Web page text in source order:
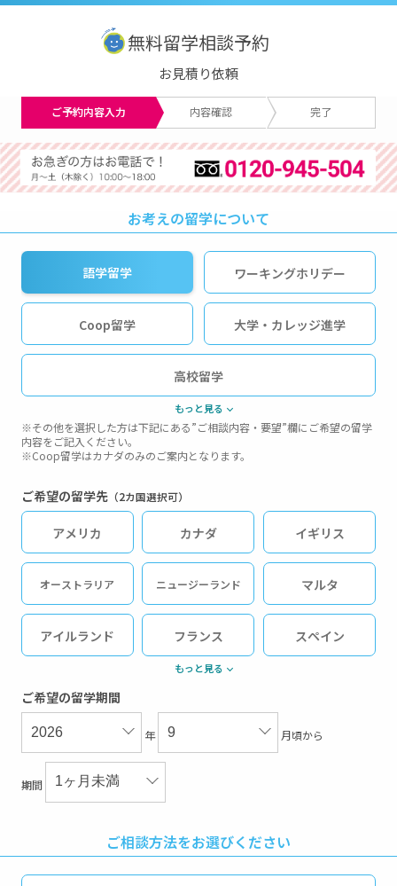
無料留学相談予約
お見積り依頼
ご予約内容入力 内容確認 完了
お考えの留学について
語学留学 ワーキングホリデー
Coop留学 大学・カレッジ進学
高校留学
中高生ジュニア留学（短期）
もっと見る
※その他を選択した方は下記にある”ご相談内容・要望”欄にご希望の留学
内容をご記入ください。
※Coop留学はカナダのみのご案内となります。
ご希望の留学先（2カ国選択可）
アメリカ カナダ イギリス
オーストラリア ニュージーランド マルタ
アイルランド フランス スペイン
フィリピン マレーシア シンガポール
英語圏
もっと見る
ご希望の留学期間
年 月頃から
期間
ご相談方法をお選びください